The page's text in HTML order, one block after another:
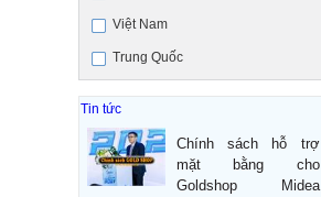
Việt Nam
Trung Quốc
Tin tức
Chính sách hỗ trợ
mặt bằng cho
Goldshop Midea